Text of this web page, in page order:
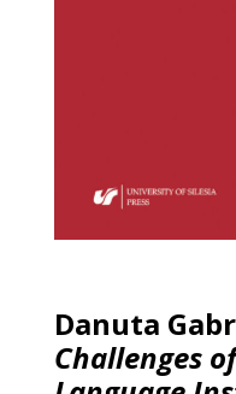
Danuta
Challenges